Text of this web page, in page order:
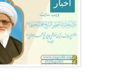
اخبار